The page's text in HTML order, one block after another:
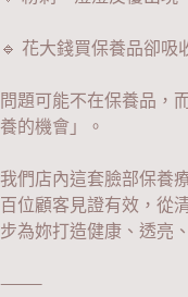
🔹 花大錢買保養品卻吸
問題可能不在保養品，
養的機會」。
我們店內這套臉部保養
百位顧客見證有效，從
步為妳打造健康、透亮
⸻